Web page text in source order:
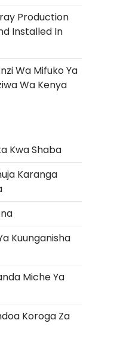
Production
Installed In
Wa Mifuko Ya
Wa Kenya
Kwa Shaba
Karanga
Kuunganisha
Miche Ya
Koroga Za